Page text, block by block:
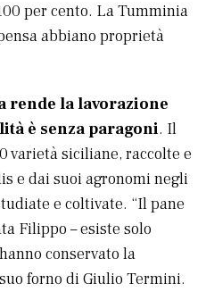
per cento. La Tumminia
abbiano proprietà
rende la lavorazione
è senza paragoni. Il
varietà siciliane, raccolte e
e dai suoi agronomi negli
e coltivate. “Il pane
Filippo – esiste solo
conservato la
forno di Giulio Termini.